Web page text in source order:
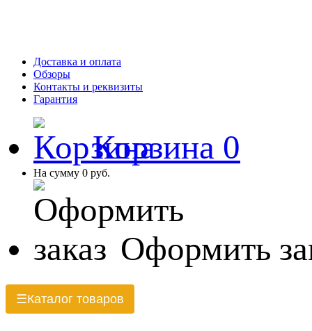
Доставка и оплата
Обзоры
Контакты и реквизиты
Гарантия
Корзина 0
На сумму 0 руб.
Оформить
☰Каталог товаров